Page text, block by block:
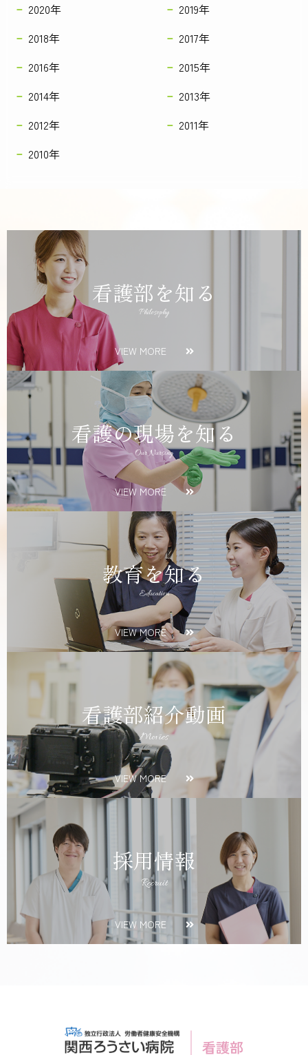
2020年
2019年
2018年
2017年
2016年
2015年
2014年
2013年
2012年
2011年
2010年
看護部を知る
Philosophy
VIEW MORE
看護の現場を知る
Our Nursing
VIEW MORE
教育を知る
Education
VIEW MORE
看護部紹介動画
Movies
VIEW MORE
採用情報
Recruit
VIEW MORE